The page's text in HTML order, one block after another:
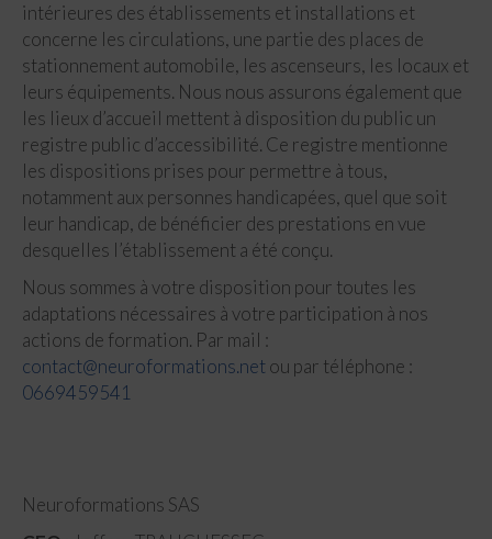
intérieures des établissements et installations et
concerne les circulations, une partie des places de
stationnement automobile, les ascenseurs, les locaux et
leurs équipements. Nous nous assurons également que
les lieux d’accueil mettent à disposition du public un
registre public d’accessibilité. Ce registre mentionne
les dispositions prises pour permettre à tous,
notamment aux personnes handicapées, quel que soit
leur handicap, de bénéficier des prestations en vue
desquelles l’établissement a été conçu.
Nous sommes à votre disposition pour toutes les
adaptations nécessaires à votre participation à nos
actions de formation. Par mail :
contact@neuroformations.netou par téléphone :
0669459541
Neuroformations SAS